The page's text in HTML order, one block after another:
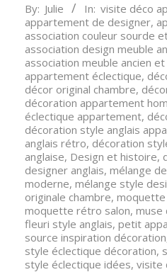
05-
28
By: Julie In: visite déco
appartement de designer,
association couleur sourde
association design meuble
association meuble ancien
appartement éclectique,
décor original chambre,
décoration appartement
éclectique appartement,
décoration style anglais
anglais rétro, décoration
anglaise, Design et histoire,
designer anglais, mélange
moderne, mélange style
originale chambre,
moquette rétro salon, muse
fleuri style anglais, petit
source inspiration décoration
style éclectique décoration,
style éclectique idées, visite